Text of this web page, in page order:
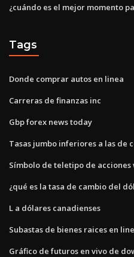
¿cuándo es el mejor momento
Tags
Donde comprar autos en linea
Carreras de finanzas inc
Gbp forex news today
Tasas jumbo inferiores a las de
Símbolo de teletipo de acciones
¿qué es la tasa de cambio del
L a dólares canadienses
Subastas de bienes raices en
Gráfico de futuros en vivo de